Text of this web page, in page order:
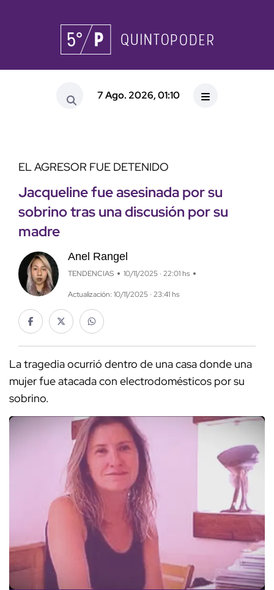
7 Ago. 2026, 01:10
EL AGRESOR FUE DETENIDO
Jacqueline fue asesinada por su
sobrino tras una discusión por su
madre
Anel Rangel
TENDENCIAS 10/11/2025 · 22:01 hs
Actualización: 10/11/2025 · 23:41 hs
La tragedia ocurrió dentro de una casa donde una
mujer fue atacada con electrodomésticos por su
sobrino.